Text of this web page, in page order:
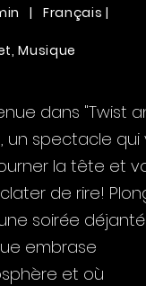
| Français |
Musique
dans "Twist
un spectacle qui
la tête et
de rire!
soirée
embrase
et où